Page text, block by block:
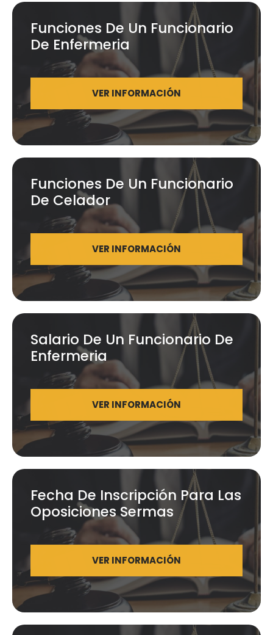
Funciones De Un Funcionario
De Enfermeria
VER INFORMACIÓN
Funciones De Un Funcionario
De Celador
VER INFORMACIÓN
Salario De Un Funcionario De
Enfermeria
VER INFORMACIÓN
Fecha De Inscripción Para Las
Oposiciones Sermas
VER INFORMACIÓN